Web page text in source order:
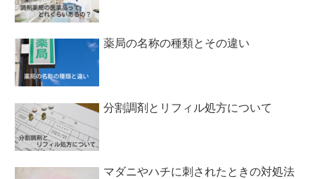
薬局の名称の種類とその違い
分割調剤とリフィル処方について
マダニやハチに刺されたときの対処法